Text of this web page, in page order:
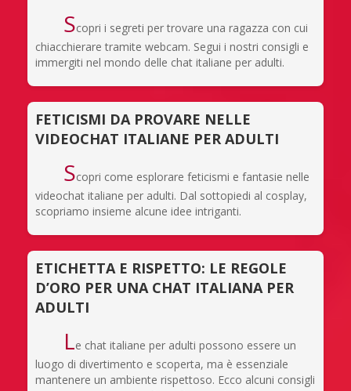
Scopri i segreti per trovare una ragazza con cui
chiacchierare tramite webcam. Segui i nostri consigli e
immergiti nel mondo delle chat italiane per adulti.
FETICISMI DA PROVARE NELLE
VIDEOCHAT ITALIANE PER ADULTI
Scopri come esplorare feticismi e fantasie nelle
videochat italiane per adulti. Dal sottopiedi al cosplay,
scopriamo insieme alcune idee intriganti.
ETICHETTA E RISPETTO: LE REGOLE
D’ORO PER UNA CHAT ITALIANA PER
ADULTI
Le chat italiane per adulti possono essere un
luogo di divertimento e scoperta, ma è essenziale
mantenere un ambiente rispettoso. Ecco alcuni consigli